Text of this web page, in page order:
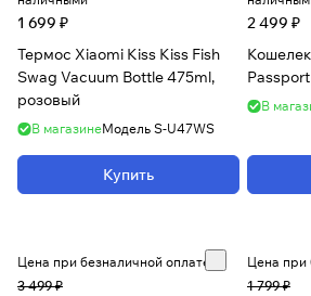
1 699 ₽
Термос Xiaomi Kiss Kiss Fish
Swag Vacuum Bottle 475ml,
розовый
В магазинеМодель S-U47WS
Купить
2 499 ₽
В
Цена при безналичной оплате
3 499 ₽
Цена при
1 799 ₽